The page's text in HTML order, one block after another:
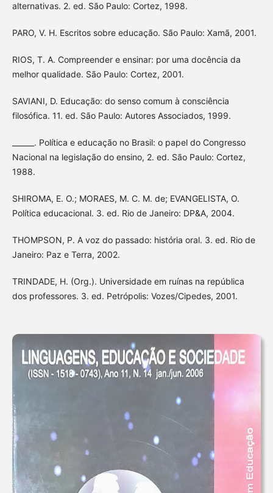
alternativas. 2. ed. São Paulo: Cortez, 1998.
PARO, V. H. Escritos sobre educação. São Paulo: Xamã, 2001.
RIOS, T. A. Compreender e ensinar: por uma docência da
melhor qualidade. São Paulo: Cortez, 2001.
SAVIANI, D. Educação: do senso comum à consciência
filosófica. 11. ed. São Paulo: Autores Associados, 1999.
______. Política e educação no Brasil: o papel do Congresso
Nacional na legislação do ensino, 2. ed. São Paulo: Cortez,
1988.
SHIROMA, E. O.; MORAES, M. C. M. de; EVANGELISTA, O.
Política educacional. 3. ed. Rio de Janeiro: DP&A, 2004.
THOMPSON, P. A voz do passado: história oral. 3. ed. Rio de
Janeiro: Paz e Terra, 2002.
TRINDADE, H. (Org.). Universidade em ruínas na república
dos professores. 3. ed. Petrópolis: Vozes/Cipedes, 2001.